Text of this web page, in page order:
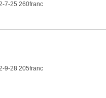
7-25 260franc
9-28 205franc